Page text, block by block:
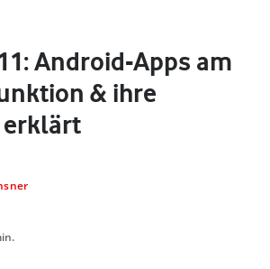
Android-Apps am
& ihre
erklärt